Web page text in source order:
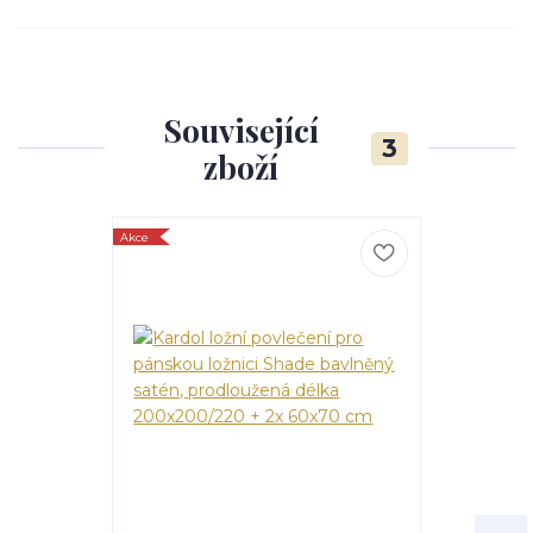
Související
zboží
3
Akce